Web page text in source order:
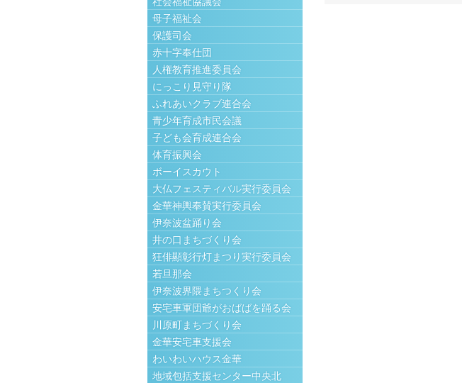
母子福祉会
保護司会
赤十字奉仕団
人権教育推進委員会
にっこり見守り隊
ふれあいクラブ連合会
青少年育成市民会議
子ども会育成連合会
体育振興会
ボーイスカウト
大仏フェスティバル実行委員会
金華神輿奉賛実行委員会
伊奈波盆踊り会
井の口まちづくり会
狂俳顯彰行灯まつり実行委員会
若旦那会
伊奈波界隈まちつくり会
安宅車軍団爺がおばばを踊る会
川原町まちづくり会
金華安宅車支援会
わいわいハウス金華
地域包括支援センター中央北